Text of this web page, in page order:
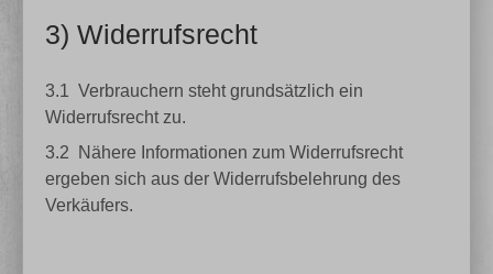
3) Widerrufsrecht
3.1 Verbrauchern steht grundsätzlich ein
Widerrufsrecht zu.
3.2
Nähere Informationen zum Widerrufsrecht
ergeben sich aus der Widerrufsbelehrung des
Verkäufers.